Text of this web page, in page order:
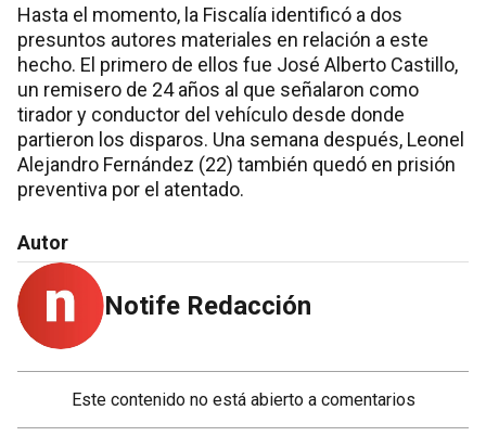
Hasta el momento, la Fiscalía identificó a dos
presuntos autores materiales en relación a este
hecho. El primero de ellos fue José Alberto Castillo,
un remisero de 24 años al que señalaron como
tirador y conductor del vehículo desde donde
partieron los disparos. Una semana después, Leonel
Alejandro Fernández (22) también quedó en prisión
preventiva por el atentado.
Autor
Notife Redacción
Este contenido no está abierto a comentarios